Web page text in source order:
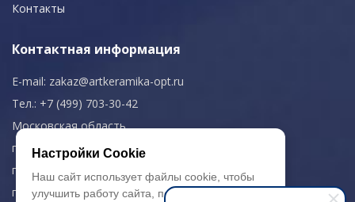
Контакты
Контактная информация
E-mail: zakaz@artkeramika-opt.ru
Тел.: +7 (499) 703-30-42
Московская область,
г. Красногорск
пн-чт: 09.00-18.00
пт: 09.00-17.00
Настройки Cookie
Наш сайт использует файлы cookie, чтобы
улучшить работу сайта, повысить его